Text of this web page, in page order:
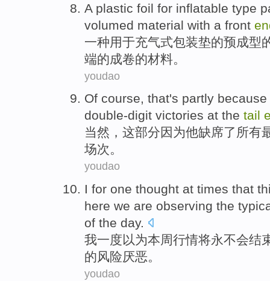
A plastic foil for inflatable type
volumed material with a front
一种用于充气式包装垫的预成型
端的成卷的材料。
youdao
Of course, that's partly because
double-digit victories at the tail
当然 ， 这部分因为他缺席了 所有
场次。
youdao
I for one thought at times that
here we are observing the
of the day.
我一度以为本周行情将永不会结
的风险厌恶。
youdao